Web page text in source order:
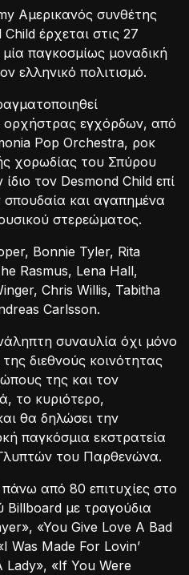
Αμερικανός συνθέτης
έρχεται στις 27
παγκοσμίως μοναδική
ελληνικό πολιτισμό.
ορχήστρας εγχόρδων, από
Pop Orchestra, ροκ
χορωδίας του Σπύρου
τον Desmond Child επί
και αγαπημένα
στερεώματος.
Bonnie Tyler, Rita
Rasmus, Lena Hall,
Chris Willis, Tabitha
Carlsson.
συναυλία όχι μόνο
διεθνούς κοινότητας
της και τον
το κυριότερο,
θα δηλώσει την
παγκόσμια εκστρατεία
του Παρθενώνα.
από 80 επιτυχίες στο
Billboard με τραγούδια
«You Give Love A Bad
Was Made For Lovin’
Lady», «If You Were